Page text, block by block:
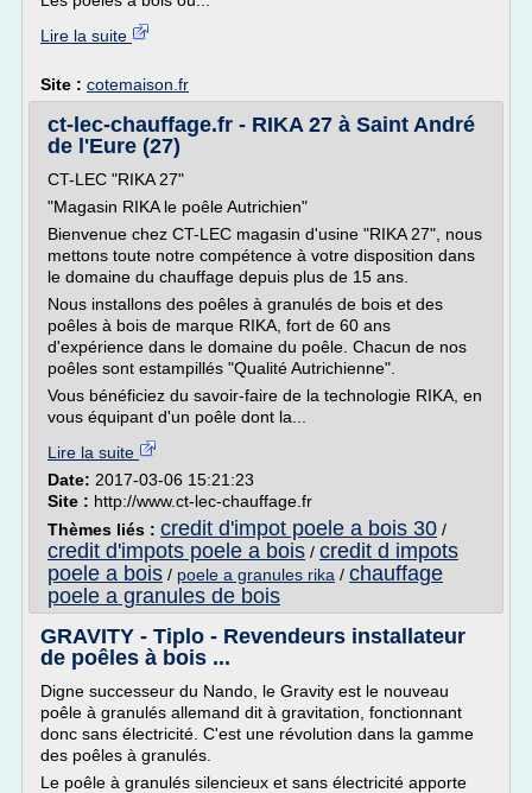
Lire la suite
Site : cotemaison.fr
ct-lec-chauffage.fr - RIKA 27 à Saint André
de l'Eure (27)
CT-LEC "RIKA 27"
"Magasin RIKA le poêle Autrichien"
Bienvenue chez CT-LEC magasin d'usine "RIKA 27", nous
mettons toute notre compétence à votre disposition dans
le domaine du chauffage depuis plus de 15 ans.
Nous installons des poêles à granulés de bois et des
poêles à bois de marque RIKA, fort de 60 ans
d'expérience dans le domaine du poêle. Chacun de nos
poêles sont estampillés "Qualité Autrichienne".
Vous bénéficiez du savoir-faire de la technologie RIKA, en
vous équipant d'un poêle dont la...
Lire la suite
Date: 2017-03-06 15:21:23
Site : http://www.ct-lec-chauffage.fr
Thèmes liés : credit d'impot poele a bois 30 /
credit d'impots poele a bois / credit d impots
poele a bois / poele a granules rika / chauffage
poele a granules de bois
GRAVITY - Tiplo - Revendeurs installateur
de poêles à bois ...
Digne successeur du Nando, le Gravity est le nouveau
poêle à granulés allemand dit à gravitation, fonctionnant
donc sans électricité. C'est une révolution dans la gamme
des poêles à granulés.
Le poêle à granulés silencieux et sans électricité apporte